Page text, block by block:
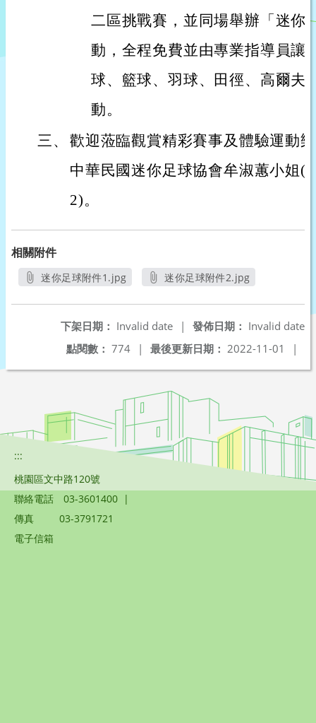
二區挑戰賽，並同場舉辦「迷你
動，全程免費並由專業指導員讓
球、籃球、羽球、田徑、高爾夫
動。
三、 歡迎蒞臨觀賞精彩賽事及體驗運動
中華民國迷你足球協會牟淑蕙小姐(
2)。
相關附件
迷你足球附件1.jpg
迷你足球附件2.jpg
發佈日期： Invalid date
下架日期： Invalid date
|
最後更新日期： 2022-11-01 |
點閱數： 774 |
:::
桃園區文中路120號
聯絡電話
03-3601400 |
傳真
03-3791721
電子信箱